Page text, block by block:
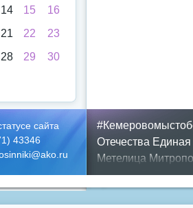
14 15
16
21 22
23
28 29
30
Отечества
Метелица
Днем ЖКХ
Противопожарная
сайта
43346